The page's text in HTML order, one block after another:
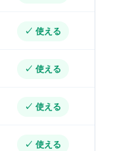
✓ 使える
✓ 使える
✓ 使える
✓ 使える